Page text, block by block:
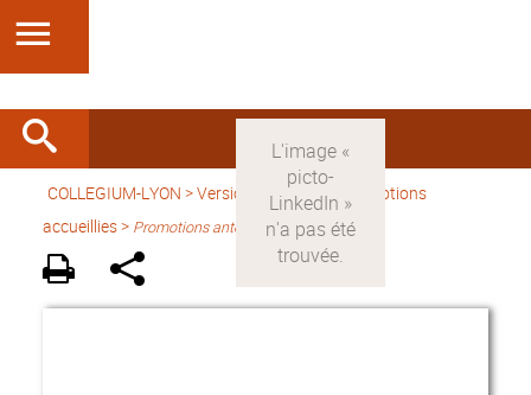
COLLEGIUM-LYON >Version française> Promotions
accueillies > Promotions antérieures